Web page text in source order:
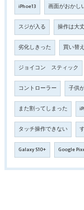
iPhoe13 画面がおかし
スジが入る 操作は大
劣化しきった 買い替
ジョイコン スティック
コントローラー 子供
また割ってしまった
タッチ操作できない
Galaxy S10+ Google